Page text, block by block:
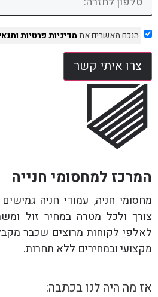
הנכם מאשרים אתמדיניות פרטיות
צרו איתי קשר
המרכז למחסומי חנייה
מחסומי חניה, עמודי חניה
צורך ולכל מטרה במחיר זול
לאלפי לקוחות מרוצים שכבר
מקצועי ובמחירים ללא תחרות.
אז מה היה לנו בכתבה: